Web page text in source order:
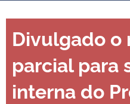
TELEFONES
Divulgado o
parcial para
interna do